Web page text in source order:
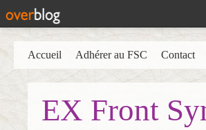
EX Front
Accueil Adhérer au FSC Contact